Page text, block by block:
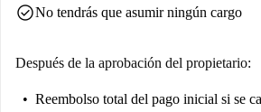
check_circleNo tendrás que asumir ningún cargo
Después de la aprobación del propietario:
Reembolso total del pago inicial si se